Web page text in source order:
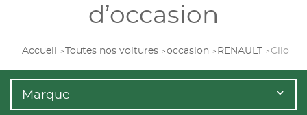
d’occasion
Accueil Toutes nos voitures occasion RENAULT Clio
Marque